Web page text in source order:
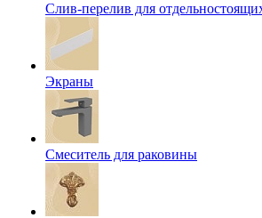
Слив-перелив для
Экраны
Смеситель для раковины